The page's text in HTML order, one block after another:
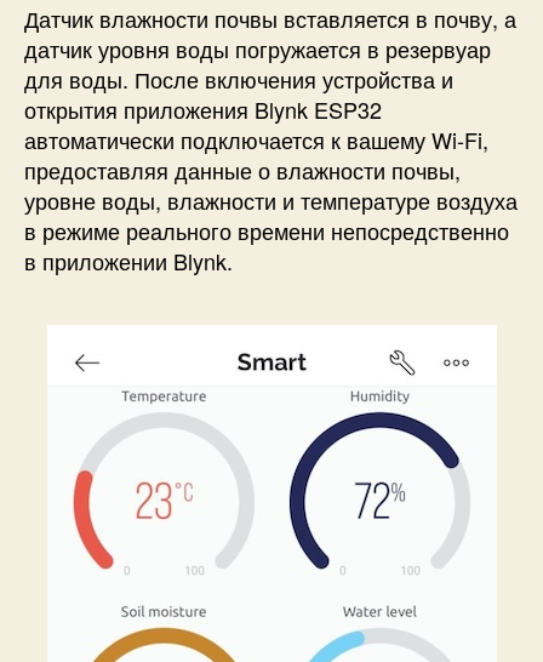
Датчик влажности почвы вставляется в почву, а
датчик уровня воды погружается в резервуар
для воды. После включения устройства и
открытия приложения Blynk ESP32
автоматически подключается к вашему Wi-Fi,
предоставляя данные о влажности почвы,
уровне воды, влажности и температуре воздуха
в режиме реального времени непосредственно
в приложении Blynk.